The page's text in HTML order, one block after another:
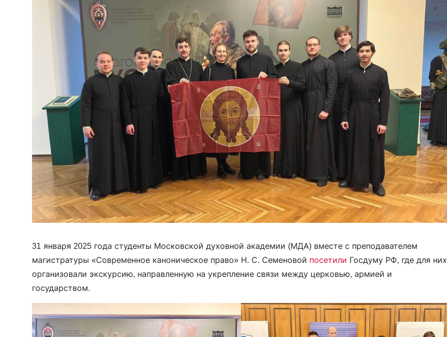
31 января 2025 года студенты Московской духовной академии (МДА) вместе с преподавателем
магистратуры «Современное каноническое право» Н. С. Семеновой посетили Госдуму РФ, где для них
организовали экскурсию, направленную на укрепление связи между церковью, армией и
государством.